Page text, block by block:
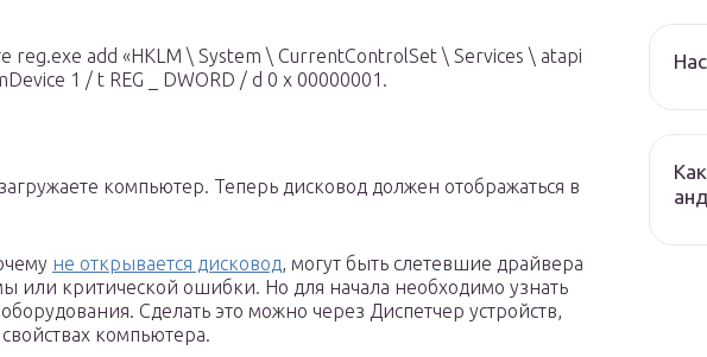
reg.exe add «HKLM \ System \ CurrentControlSet \ Services \ atapi
1 / t REG _ DWORD / d 0 x 00000001.
компьютер. Теперь дисковод должен отображаться в
не открывается дисковод, могут быть слетевшие драйвера
или критической ошибки. Но для начала необходимо узнать
Сделать это можно через Диспетчер устройств,
компьютера.